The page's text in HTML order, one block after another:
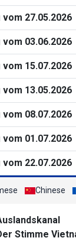
27.05.2026
03.06.2026
15.07.2026
13.05.2026
08.07.2026
01.07.2026
22.07.2026
Chinese
Stimme